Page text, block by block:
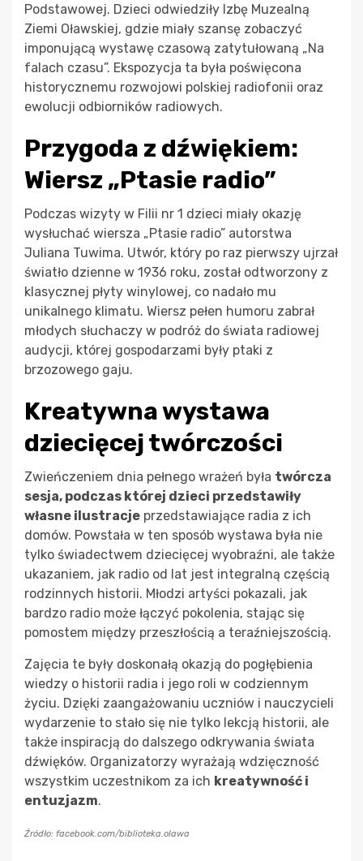
Podstawowej. Dzieci odwiedziły Izbę Muzealną
Ziemi Oławskiej, gdzie miały szansę zobaczyć
imponującą wystawę czasową zatytułowaną „Na
falach czasu”. Ekspozycja ta była poświęcona
historycznemu rozwojowi polskiej radiofonii oraz
ewolucji odbiorników radiowych.
Przygoda z dźwiękiem:
Wiersz „Ptasie radio”
Podczas wizyty w Filii nr 1 dzieci miały okazję
wysłuchać wiersza „Ptasie radio” autorstwa
Juliana Tuwima. Utwór, który po raz pierwszy ujrzał
światło dzienne w 1936 roku, został odtworzony z
klasycznej płyty winylowej, co nadało mu
unikalnego klimatu. Wiersz pełen humoru zabrał
młodych słuchaczy w podróż do świata radiowej
audycji, której gospodarzami były ptaki z
brzozowego gaju.
Kreatywna wystawa
dziecięcej twórczości
Zwieńczeniem dnia pełnego wrażeń była twórcza
sesja, podczas której dzieci przedstawiły
własne ilustracje przedstawiające radia z ich
domów. Powstała w ten sposób wystawa była nie
tylko świadectwem dziecięcej wyobraźni, ale także
ukazaniem, jak radio od lat jest integralną częścią
rodzinnych historii. Młodzi artyści pokazali, jak
bardzo radio może łączyć pokolenia, stając się
pomostem między przeszłością a teraźniejszością.
Zajęcia te były doskonałą okazją do pogłębienia
wiedzy o historii radia i jego roli w codziennym
życiu. Dzięki zaangażowaniu uczniów i nauczycieli
wydarzenie to stało się nie tylko lekcją historii, ale
także inspiracją do dalszego odkrywania świata
dźwięków. Organizatorzy wyrażają wdzięczność
wszystkim uczestnikom za ich kreatywność i
entuzjazm.
Źródło: facebook.com/biblioteka.olawa